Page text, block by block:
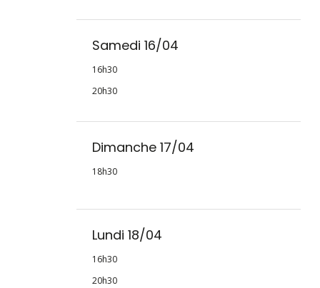
Samedi 16/04
16h30
20h30
Dimanche 17/04
18h30
Lundi 18/04
16h30
20h30